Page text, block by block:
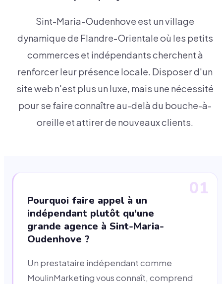
Sint-Maria-Oudenhove est un village
dynamique de Flandre-Orientale où les petits
commerces et indépendants cherchent à
renforcer leur présence locale. Disposer d'un
site web n'est plus un luxe, mais une nécessité
pour se faire connaître au-delà du bouche-à-
oreille et attirer de nouveaux clients.
01
Pourquoi faire appel à un
indépendant plutôt qu'une
grande agence à Sint-Maria-
Oudenhove ?
Un prestataire indépendant comme
MoulinMarketing vous connaît, comprend